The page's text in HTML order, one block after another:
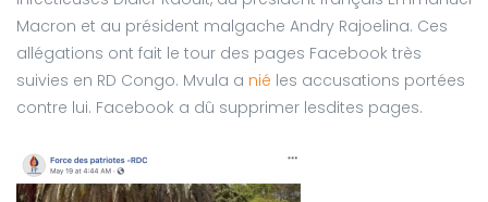
Macron et au président malgache Andry Rajoelina. Ces
allégations ont fait le tour des pages Facebook très
suivies en RD Congo. Mvula a nié les accusations portées
contre lui. Facebook a dû supprimer lesdites pages.